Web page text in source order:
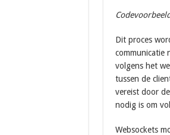
Dit proces
communicatie
volgens het
tussen de
vereist door
nodig is om
Websockets